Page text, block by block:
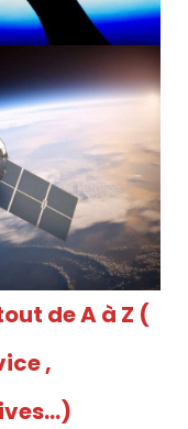
de A à Z (
,